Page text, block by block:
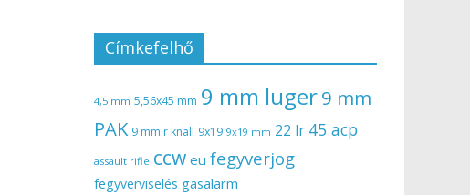
Címkefelhő
4,5 mm 5,56x45 mm 9 mm luger9 mm
PAK 9 mm r knall 9x19 9x19 mm 22 lr 45 acp
assault rifle ccw eu fegyverjog
fegyverviselés gasalarm